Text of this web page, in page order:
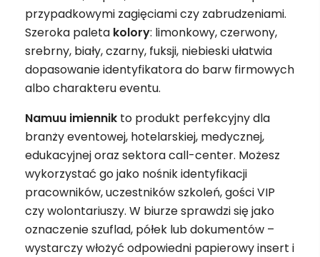
przypadkowymi zagięciami czy zabrudzeniami.
Szeroka paleta kolory: limonkowy, czerwony,
srebrny, biały, czarny, fuksji, niebieski ułatwia
dopasowanie identyfikatora do barw firmowych
albo charakteru eventu.
Namuu imiennik to produkt perfekcyjny dla
branży eventowej, hotelarskiej, medycznej,
edukacyjnej oraz sektora call-center. Możesz
wykorzystać go jako nośnik identyfikacji
pracowników, uczestników szkoleń, gości VIP
czy wolontariuszy. W biurze sprawdzi się jako
oznaczenie szuflad, półek lub dokumentów –
wystarczy włożyć odpowiedni papierowy insert i